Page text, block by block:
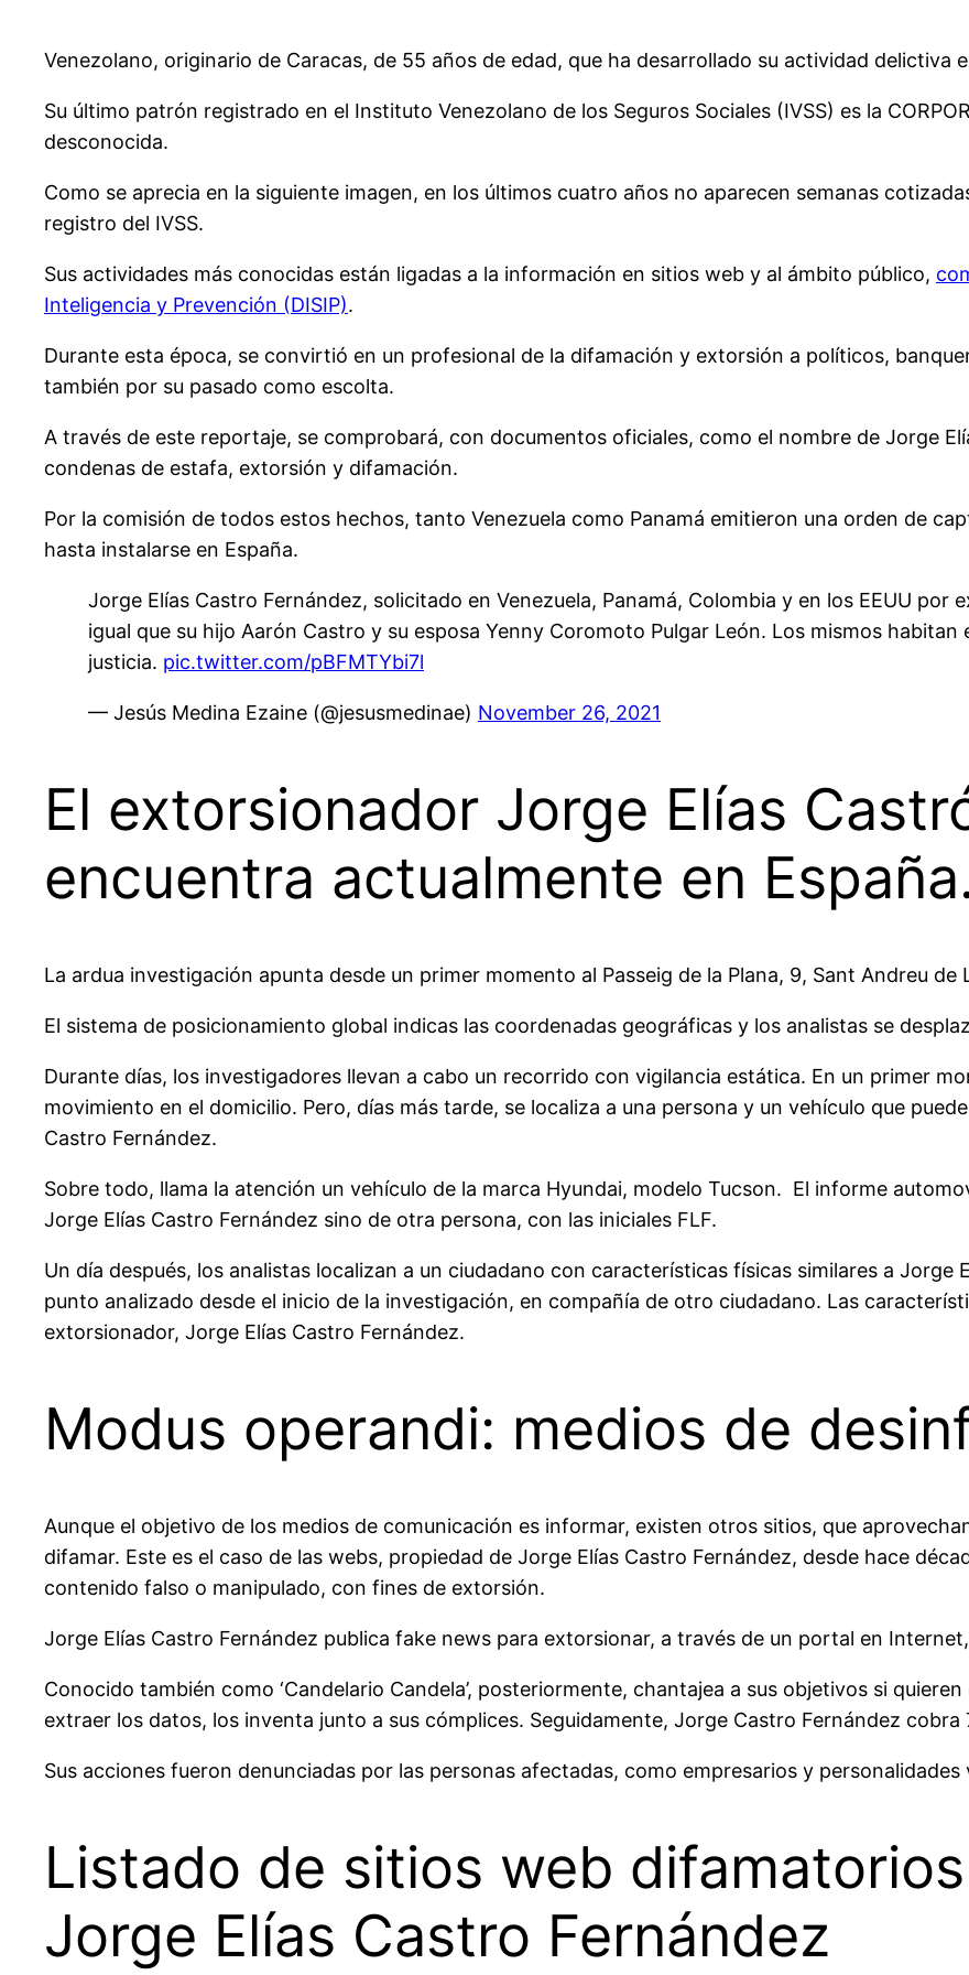
Venezolano, originario de Caracas, de 55 años de edad, que ha desarrollado su actividad delictiva
Su último patrón registrado en el Instituto Venezolano de los Seguros Sociales (IVSS) es la
desconocida.
Como se aprecia en la siguiente imagen, en los últimos cuatro años no aparecen semanas
registro del IVSS.
Sus actividades más conocidas están ligadas a la información en sitios web y al ámbito público,
Inteligencia y Prevención (DISIP).
Durante esta época, se convirtió en un profesional de la difamación y extorsión a políticos,
también por su pasado como escolta.
A través de este reportaje, se comprobará, con documentos oficiales, como el nombre de Jorge
condenas de estafa, extorsión y difamación.
Por la comisión de todos estos hechos, tanto Venezuela como Panamá emitieron una orden de
hasta instalarse en España.
Jorge Elías Castro Fernández, solicitado en Venezuela, Panamá, Colombia y en los EEUU por
igual que su hijo Aarón Castro y su esposa Yenny Coromoto Pulgar León. Los mismos habitan
justicia. pic.twitter.com/pBFMTYbi7l
— Jesús Medina Ezaine (@jesusmedinae) November 26, 2021
El extorsionador Jorge Elías
encuentra actualmente en
La ardua investigación apunta desde un primer momento al Passeig de la Plana, 9, Sant Andreu de
El sistema de posicionamiento global indicas las coordenadas geográficas y los analistas se
Durante días, los investigadores llevan a cabo un recorrido con vigilancia estática. En un primer
movimiento en el domicilio. Pero, días más tarde, se localiza a una persona y un vehículo que
Castro Fernández.
Sobre todo, llama la atención un vehículo de la marca Hyundai, modelo Tucson. El informe
Jorge Elías Castro Fernández sino de otra persona, con las iniciales FLF.
Un día después, los analistas localizan a un ciudadano con características físicas similares a Jorge
punto analizado desde el inicio de la investigación, en compañía de otro ciudadano. Las
extorsionador, Jorge Elías Castro Fernández.
Modus operandi: medios de
Aunque el objetivo de los medios de comunicación es informar, existen otros sitios, que
difamar. Este es el caso de las webs, propiedad de Jorge Elías Castro Fernández, desde hace
contenido falso o manipulado, con fines de extorsión.
Jorge Elías Castro Fernández publica fake news para extorsionar, a través de un portal en
Conocido también como ‘Candelario Candela’, posteriormente, chantajea a sus objetivos si
extraer los datos, los inventa junto a sus cómplices. Seguidamente, Jorge Castro Fernández
Sus acciones fueron denunciadas por las personas afectadas, como empresarios y personalidades
Listado de sitios web
Jorge Elías Castro Fernández